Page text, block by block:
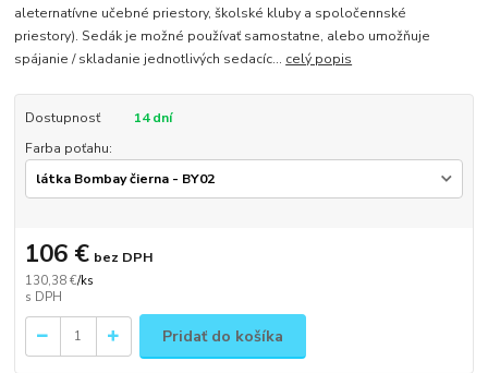
aleternatívne učebné priestory, školské kluby a spoločennské
priestory). Sedák je možné používať samostatne, alebo umožňuje
spájanie / skladanie jednotlivých sedacíc... celý popis
Dostupnosť
14 dní
Farba poťahu:
130,38 €/ks
106 € bez DPH
Pridať do košíka